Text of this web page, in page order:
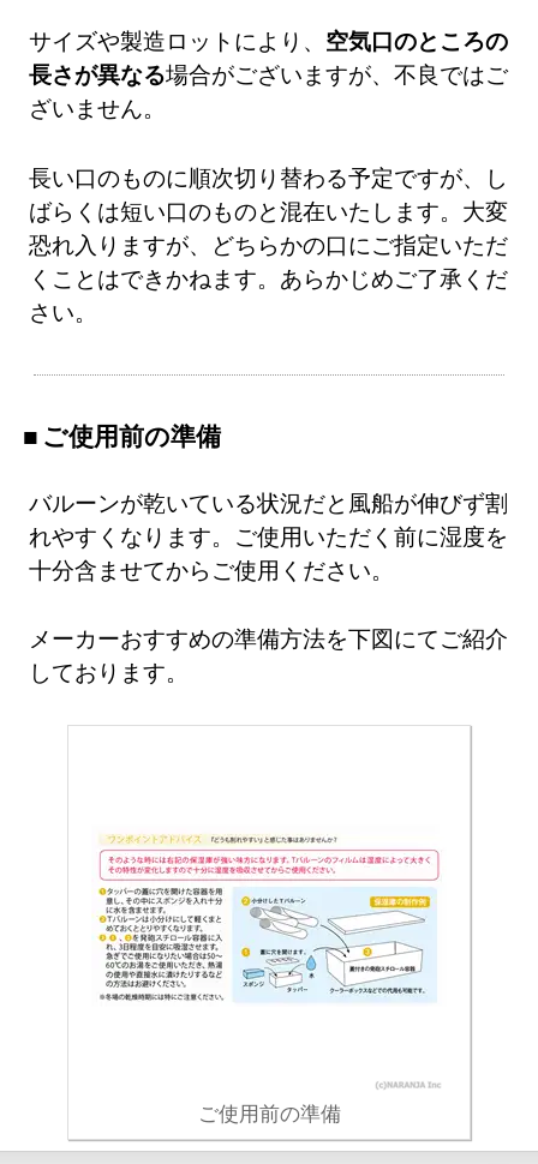
サイズや製造ロットにより、 空気口のところの
長さが異なる場合がございますが、不良ではご
ざいません。
長い口のものに順次切り替わる予定ですが、し
ばらくは短い口のものと混在いたします。大変
恐れ入りますが、どちらかの口にご指定いただ
くことはできかねます。あらかじめご了承くだ
さい。
ご使用前の準備
バルーンが乾いている状況だと風船が伸びず割
れやすくなります。ご使用いただく前に湿度を
十分含ませてからご使用ください。
メーカーおすすめの準備方法を下図にてご紹介
しております。
ご使用前の準備